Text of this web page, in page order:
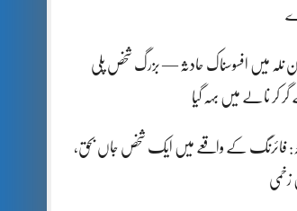
نلہ میں افسوسناک حادثہ — بزرگ شخص پلی
گر کر نالے میں بہہ گیا
فائرنگ کے واقعے میں ایک شخص جاں بحق،
زخمی